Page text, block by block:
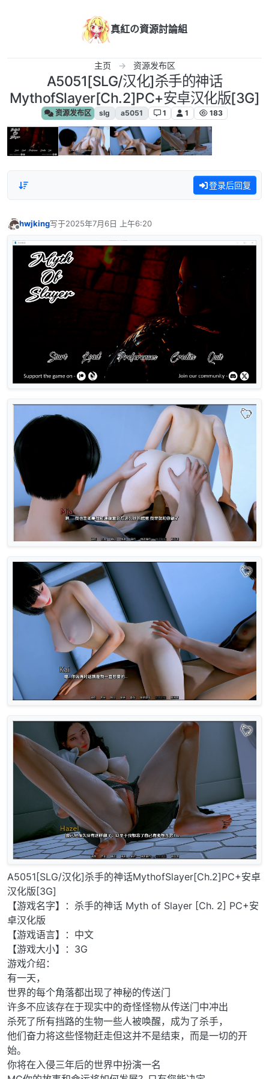
真紅の資源討論組
主页 资源发布区
A5051[SLG/汉化]杀手的神话
MythofSlayer[Ch.2]PC+安卓汉化版[3G]
资源发布区 slg a5051 1 1 183
登录后回复
hwjking写于2025年7月6日 上午6:20
最后由 编辑
A5051[SLG/汉化]杀手的神话MythofSlayer[Ch.2]PC+安卓
汉化版[3G]
【游戏名字】：杀手的神话 Myth of Slayer [Ch. 2] PC+安
卓汉化版
【游戏语言】：中文
【游戏大小】：3G
游戏介绍：
有一天，
世界的每个角落都出现了神秘的传送门
许多不应该存在于现实中的奇怪怪物从传送门中冲出
杀死了所有挡路的生物一些人被唤醒，成为了杀手，
他们奋力将这些怪物赶走但这并不是结束，而是一切的开
始。
你将在入侵三年后的世界中扮演一名